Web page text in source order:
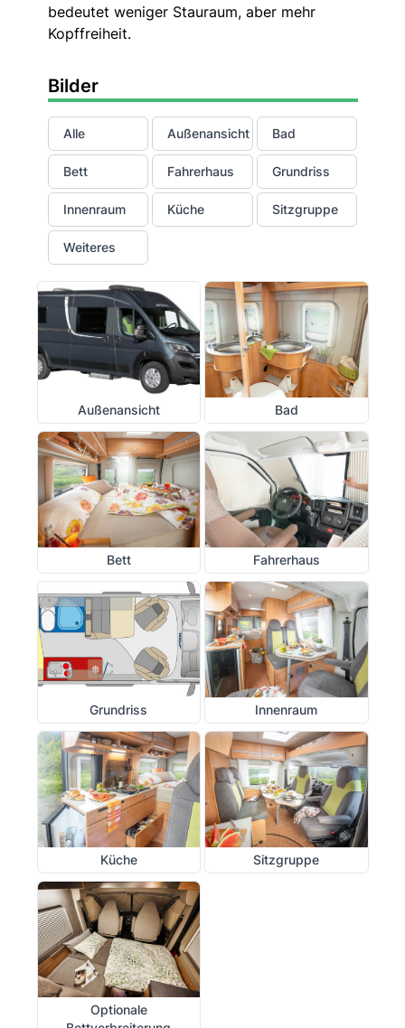
bedeutet weniger Stauraum, aber mehr
Kopffreiheit.
Bilder
Alle Außenansicht Bad
Bett Fahrerhaus Grundriss
Innenraum Küche Sitzgruppe
Weiteres
Außenansicht Bad
Bett Fahrerhaus
Grundriss Innenraum
Küche Sitzgruppe
Optionale